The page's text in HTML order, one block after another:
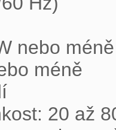
nebo
méně
20 až